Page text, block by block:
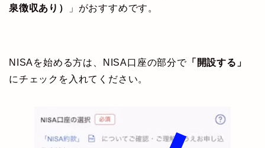
泉徴収あり）
」がおすすめです。
NISAを始める方は、NISA口座の部分で「開設する」
にチェックを入れてください。